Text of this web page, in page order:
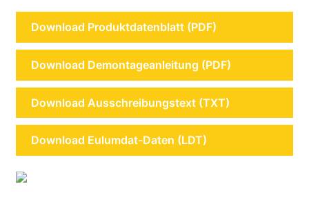
Download Produktdatenblatt (PDF)
Download Demontageanleitung (PDF)
Download Ausschreibungstext (TXT)
Download Eulumdat-Daten (LDT)